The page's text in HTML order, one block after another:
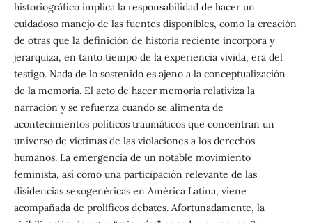
historiográfico implica la responsabilidad de hacer un
cuidadoso manejo de las fuentes disponibles, como la creación
de otras que la definición de historia reciente incorpora y
jerarquiza, en tanto tiempo de la experiencia vivida, era del
testigo. Nada de lo sostenido es ajeno a la conceptualización
de la memoria. El acto de hacer memoria relativiza la
narración y se refuerza cuando se alimenta de
acontecimientos políticos traumáticos que concentran un
universo de víctimas de las violaciones a los derechos
humanos. La emergencia de un notable movimiento
feminista, así como una participación relevante de las
disidencias sexogenéricas en América Latina, viene
acompañada de prolíficos debates. Afortunadamente, la